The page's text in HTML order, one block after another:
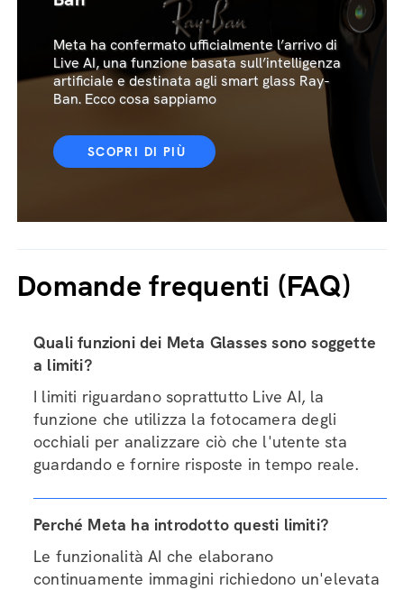
Meta ha confermato ufficialmente l’arrivo di
Live AI, una funzione basata sull’intelligenza
artificiale e destinata agli smart glass Ray-
Ban. Ecco cosa sappiamo
SCOPRI DI PIÙ
Domande frequenti (FAQ)
Quali funzioni dei Meta Glasses sono soggette
a limiti?
I limiti riguardano soprattutto Live AI, la
funzione che utilizza la fotocamera degli
occhiali per analizzare ciò che l'utente sta
guardando e fornire risposte in tempo reale.
Perché Meta ha introdotto questi limiti?
Le funzionalità AI che elaborano
continuamente immagini richiedono un'elevata